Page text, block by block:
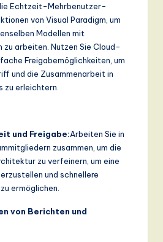
Echtzeit-Mehrbenutzer-
von Visual Paradigm, um
Modellen mit
zu arbeiten. Nutzen Sie Cloud-
Freigabemöglichkeiten, um
und die Zusammenarbeit in
zu erleichtern.
und Freigabe:Arbeiten Sie in
zusammen, um die
zu verfeinern, um eine
und schnellere
ermöglichen.
von Berichten und